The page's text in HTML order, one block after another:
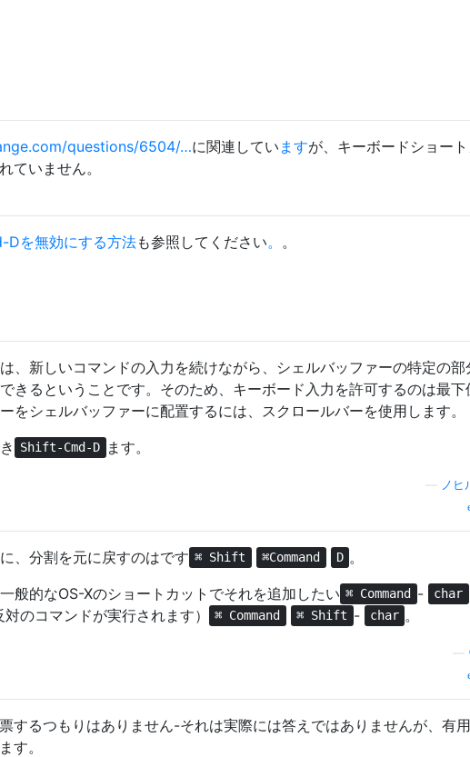
questions/6504/…に関連してい ますが、キーボードショー
ていません。
Dを無効にする方法も参照してください。 。
、新しいコマンドの入力を続けながら、シェルバッファーの特定の部
きるということです。そのため、キーボード入力を許可するのは最下
をシェルバッファーに配置するには、スクロールバーを使用します。
Shift-Cmd-D ます。
ノヒ
、分割を元に戻すのはです ⌘ Shift ⌘Command D 。
般的なOS-Xのショートカットでそれを追加したい ⌘ Command - char
のコマンドが実行されます）
⌘ Command ⌘ Shift - char 。
するつもりはありません-それは実際には答えではありませんが、有
す。